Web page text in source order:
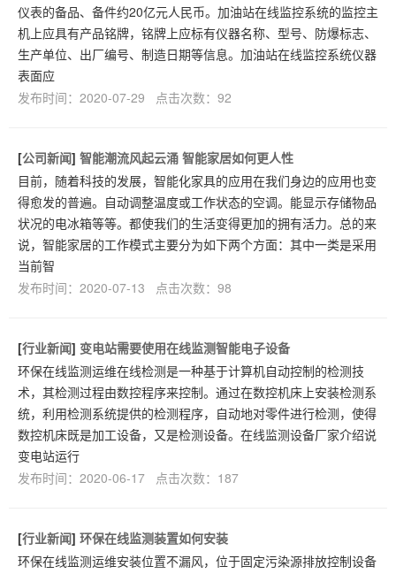
仪表的备品、备件约20亿元人民币。加油站在线监控系统的监控主
机上应具有产品铭牌，铭牌上应标有仪器名称、型号、防爆标志、
生产单位、出厂编号、制造日期等信息。加油站在线监控系统仪器
表面应
发布时间：2020-07-29 点击次数：92
[公司新闻] 智能潮流风起云涌 智能家居如何更人性
目前，随着科技的发展，智能化家具的应用在我们身边的应用也变
得愈发的普遍。自动调整温度或工作状态的空调。能显示存储物品
状况的电冰箱等等。都使我们的生活变得更加的拥有活力。总的来
说，智能家居的工作模式主要分为如下两个方面：其中一类是采用
当前智
发布时间：2020-07-13 点击次数：98
[行业新闻] 变电站需要使用在线监测智能电子设备
环保在线监测运维在线检测是一种基于计算机自动控制的检测技
术，其检测过程由数控程序来控制。通过在数控机床上安装检测系
统，利用检测系统提供的检测程序，自动地对零件进行检测，使得
数控机床既是加工设备，又是检测设备。在线监测设备厂家介绍说
变电站运行
发布时间：2020-06-17 点击次数：187
[行业新闻] 环保在线监测装置如何安装
环保在线监测运维安装位置不漏风，位于固定污染源排放控制设备